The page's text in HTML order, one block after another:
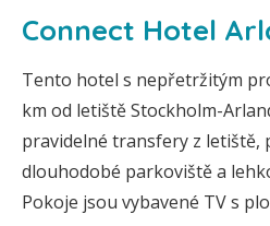
Connect Hotel
Tento hotel s nepřetržitým
km od letiště Stockholm-
pravidelné transfery z
dlouhodobé parkoviště a
Pokoje jsou vybavené TV s